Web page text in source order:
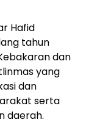
Hafid
tahun
dan
yang
dan
serta
daerah.